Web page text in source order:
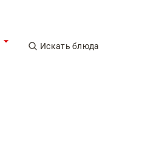
Искать блюда